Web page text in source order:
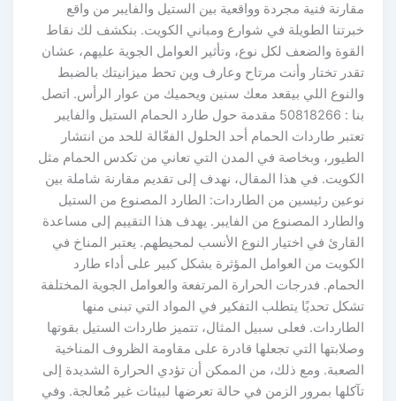
مقارنة فنية مجردة وواقعية بين الستيل والفايبر من واقع
خبرتنا الطويلة في شوارع ومباني الكويت. بنكشف لك نقاط
القوة والضعف لكل نوع، وتأثير العوامل الجوية عليهم، عشان
تقدر تختار وأنت مرتاح وعارف وين تحط ميزانيتك بالضبط
والنوع اللي بيقعد معك سنين ويحميك من عوار الرأس. اتصل
بنا : 50818266 مقدمة حول طارد الحمام الستيل والفايبر
تعتبر طاردات الحمام أحد الحلول الفعّالة للحد من انتشار
الطيور، وبخاصة في المدن التي تعاني من تكدس الحمام مثل
الكويت. في هذا المقال، نهدف إلى تقديم مقارنة شاملة بين
نوعين رئيسين من الطاردات: الطارد المصنوع من الستيل
والطارد المصنوع من الفايبر. يهدف هذا التقييم إلى مساعدة
القارئ في اختيار النوع الأنسب لمحيطهم. يعتبر المناخ في
الكويت من العوامل المؤثرة بشكل كبير على أداء طارد
الحمام. فدرجات الحرارة المرتفعة والعوامل الجوية المختلفة
تشكل تحديًا يتطلب التفكير في المواد التي تبنى منها
الطاردات. فعلى سبيل المثال، تتميز طاردات الستيل بقوتها
وصلابتها التي تجعلها قادرة على مقاومة الظروف المناخية
الصعبة. ومع ذلك، من الممكن أن تؤدي الحرارة الشديدة إلى
تآكلها بمرور الزمن في حالة تعرضها لبيئات غير مُعالجة. وفي